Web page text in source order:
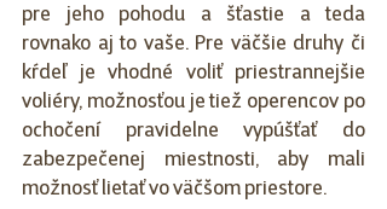
pre jeho pohodu a šťastie a teda
rovnako aj to vaše. Pre väčšie druhy či
kŕdeľ je vhodné voliť priestrannejšie
voliéry, možnosťou je tiež operencov po
ochočení pravidelne vypúšťať do
zabezpečenej miestnosti, aby mali
možnosť lietať vo väčšom priestore.